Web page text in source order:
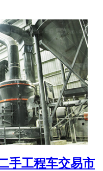
手工程车交易市